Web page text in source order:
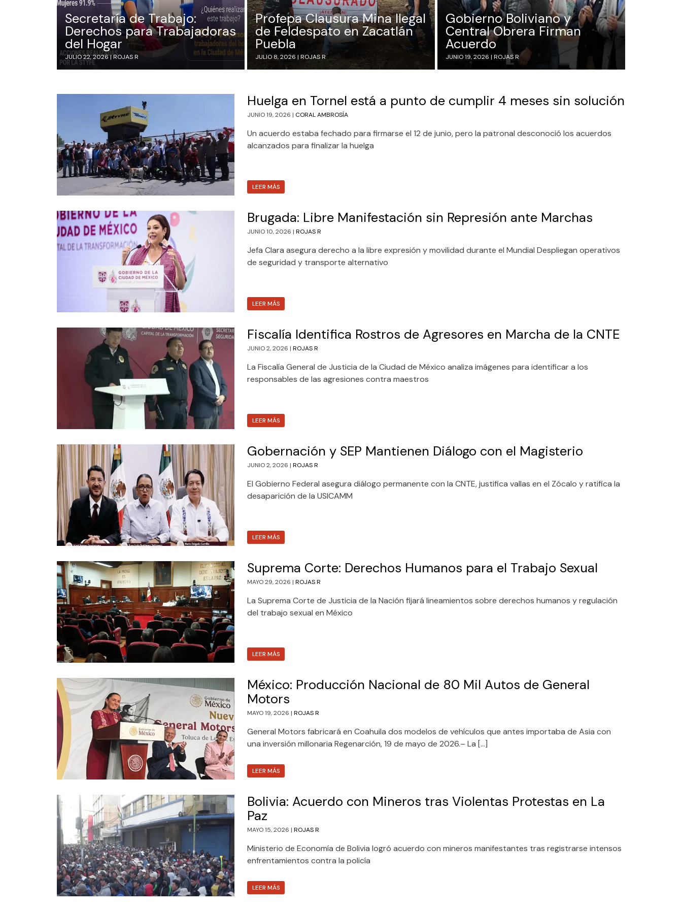
Secretaría de Trabajo:
Derechos para Trabajadoras
del Hogar
JULIO 22, 2026 |ROJAS R
Profepa Clausura Mina Ilegal
de Feldespato en Zacatlán
Puebla
JULIO 8, 2026 | ROJAS R
Gobierno Boliviano y
Central Obrera Firman
Acuerdo
JUNIO 19, 2026 | ROJAS R
Huelga en Tornel está a punto de cumplir 4 meses sin solución
JUNIO 19, 2026 | CORAL AMBROSÍA
Un acuerdo estaba fechado para firmarse el 12 de junio, pero la patronal desconoció los acuerdos
alcanzados para finalizar la huelga
LEER MÁS
Brugada: Libre Manifestación sin Represión ante Marchas
JUNIO 10, 2026 | ROJAS R
Jefa Clara asegura derecho a la libre expresión y movilidad durante el Mundial Despliegan operativos
de seguridad y transporte alternativo
LEER MÁS
Fiscalía Identifica Rostros de Agresores en Marcha de la CNTE
JUNIO 2, 2026 | ROJAS R
La Fiscalía General de Justicia de la Ciudad de México analiza imágenes para identificar a los
responsables de las agresiones contra maestros
LEER MÁS
Gobernación y SEP Mantienen Diálogo con el Magisterio
JUNIO 2, 2026 | ROJAS R
El Gobierno Federal asegura diálogo permanente con la CNTE, justifica vallas en el Zócalo y ratifica la
desaparición de la USICAMM
LEER MÁS
Suprema Corte: Derechos Humanos para el Trabajo Sexual
MAYO 29, 2026 | ROJAS R
La Suprema Corte de Justicia de la Nación fijará lineamientos sobre derechos humanos y regulación
del trabajo sexual en México
LEER MÁS
México: Producción Nacional de 80 Mil Autos de General
Motors
MAYO 19, 2026 | ROJAS R
General Motors fabricará en Coahuila dos modelos de vehículos que antes importaba de Asia con
una inversión millonaria Regenarción, 19 de mayo de 2026.– La […]
LEER MÁS
Bolivia: Acuerdo con Mineros tras Violentas Protestas en La
Paz
MAYO 15, 2026 | ROJAS R
Ministerio de Economía de Bolivia logró acuerdo con mineros manifestantes tras registrarse intensos
enfrentamientos contra la policía
LEER MÁS